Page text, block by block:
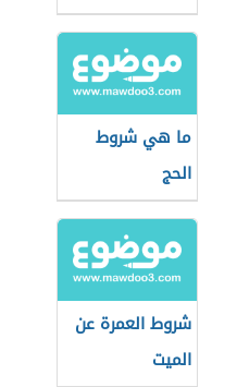
ما هي شروط
الحج
شروط العمرة عن
الميت